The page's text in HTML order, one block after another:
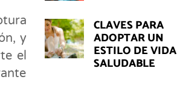
y
el
CLAVES PARA
ADOPTAR UN
ESTILO DE VIDA
SALUDABLE